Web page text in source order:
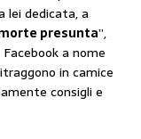
lei dedicata, a
presunta”,
a nome
in camice
consigli e